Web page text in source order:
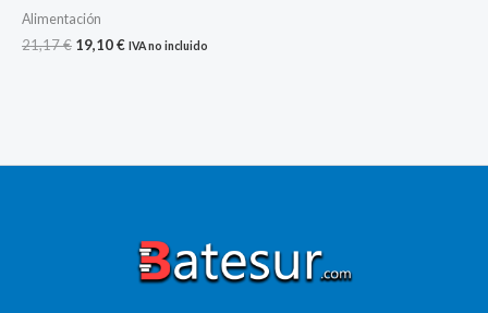
Alimentación
21,17€ El
19,10€ElIVA no incluido